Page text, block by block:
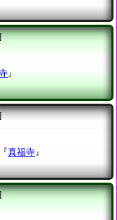
』
真福寺』